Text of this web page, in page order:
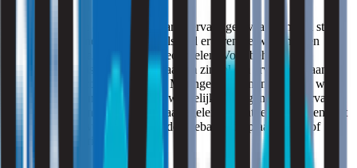
Akoestiek is een onderwerp waarbij ervaringen vaak centraal staan.
Gebruikers kunnen een ruimte als luid ervaren, terwijl anderen
dezelfde ruimte als acceptabel beoordelen. Voor beheer- en
investeringsbeslissingen is het daarom zinvol om ervaringen aan te
vullen met objectieve gegevens. Metingen maken inzichtelijk welke
akoestische eigenschappen daadwerkelijk bijdragen aan de ervaren
situatie en helpen om verbetermaatregelen gericht te beoordelen. Dit
voorkomt dat investeringen worden gebaseerd op aannames of